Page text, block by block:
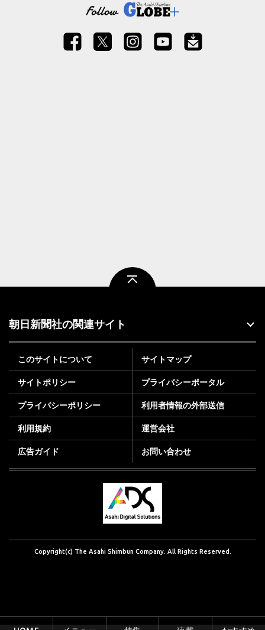
朝日新聞社の関連サイト
このサイトについて サイトマップ
サイトポリシー プライバシーポータル
プライバシーポリシー 利用者情報の外部送信
利用規約 運営会社
広告ガイド お問い合わせ
Copyright(c) The Asahi Shimbun Company. All Rights Reserved.